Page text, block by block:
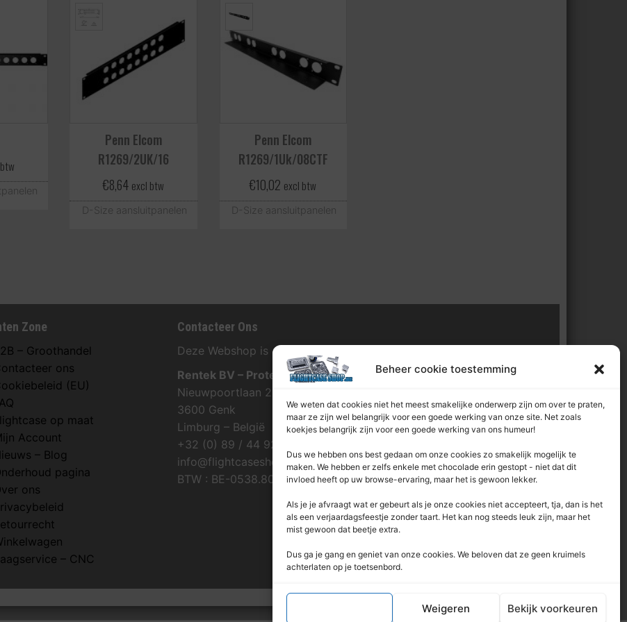
Beheer cookie toestemming
We weten dat cookies niet het meest smakelijke onderwerp zijn om over te praten,
maar ze zijn wel belangrijk voor een goede werking van onze site. Net zoals
koekjes belangrijk zijn voor een goede werking van ons humeur!
Dus we hebben ons best gedaan om onze cookies zo smakelijk mogelijk te
maken. We hebben er zelfs enkele met chocolade erin gestopt - niet dat dit
invloed heeft op uw browse-ervaring, maar het is gewoon lekker.
Als je je afvraagt ​​wat er gebeurt als je onze cookies niet accepteert, tja, dan is het
als een verjaardagsfeestje zonder taart. Het kan nog steeds leuk zijn, maar het
mist gewoon dat beetje extra.
Dus ga je gang en geniet van onze cookies. We beloven dat ze geen kruimels
achterlaten op je toetsenbord.
Weigeren Bekijk voorkeuren
Penn Elcom
R1269/2UK/16
€8,64 excl btw
D-Size aansluitpanelen
Penn Elcom
R1269/1Uk/08CTF
€10,02 excl btw
D-Size aansluitpanelen
Zone
– Groothandel
ons
(EU)
op maat
Account
– Blog
pagina
ons
– CNC
Contacteer Ons
Deze Webshop is onderdeel van:
Rentek BV – Protekt
Nieuwpoortlaan 21 / 1
3600 Genk
Limburg – België
+32 (0) 89 / 44 92 07
info@flightcaseshop.be
BTW : BE-0538.802.039